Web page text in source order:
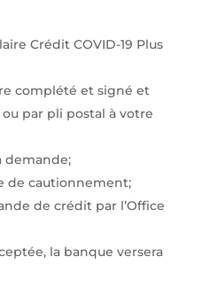
Crédit COVID-19 Plus
complété et signé et
par pli postal à votre
demande;
de cautionnement;
de crédit par l’Office
la banque versera